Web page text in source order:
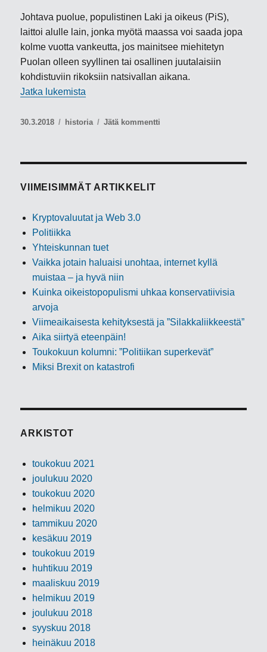
Johtava puolue, populistinen Laki ja oikeus (PiS),
laittoi alulle lain, jonka myötä maassa voi saada jopa
kolme vuotta vankeutta, jos mainitsee miehitetyn
Puolan olleen syyllinen tai osallinen juutalaisiin
kohdistuviin rikoksiin natsivallan aikana.
Jatka lukemista
Julkaistu
30.3.2018 Kategoriat
historia Jätä kommentti
VIIMEISIMMÄT ARTIKKELIT
Kryptovaluutat ja Web 3.0
Politiikka
Yhteiskunnan tuet
Vaikka jotain haluaisi unohtaa, internet kyllä
muistaa – ja hyvä niin
Kuinka oikeistopopulismi uhkaa konservatiivisia
arvoja
Viimeaikaisesta kehityksestä ja ”Silakkaliikkeestä”
Aika siirtyä eteenpäin!
Toukokuun kolumni: ”Politiikan superkevät”
Miksi Brexit on katastrofi
ARKISTOT
toukokuu 2021
joulukuu 2020
toukokuu 2020
helmikuu 2020
tammikuu 2020
kesäkuu 2019
toukokuu 2019
huhtikuu 2019
maaliskuu 2019
helmikuu 2019
joulukuu 2018
syyskuu 2018
heinäkuu 2018